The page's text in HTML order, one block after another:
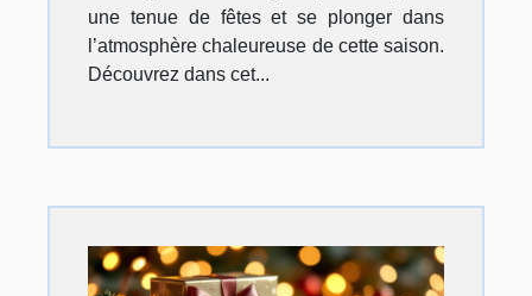
une tenue de fêtes et se plonger dans
l’atmosphère chaleureuse de cette saison.
Découvrez dans cet...